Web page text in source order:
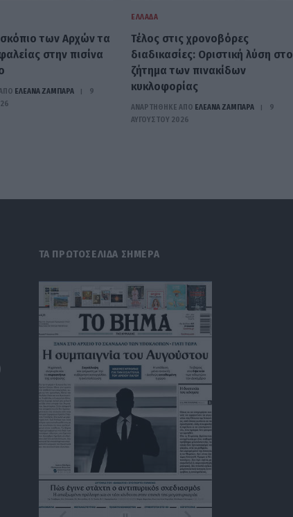
των Αρχών τα
στην πισίνα
ΕΛΕΑΝΑ ΖΑΜΠΑΡΑ
9
ΕΛΛΆΔΑ
Τέλος στις χρονοβόρες
διαδικασίες: Οριστική λύση στο
ζήτημα των πινακίδων
κυκλοφορίας
ΑΝΑΡΤΗΘΗΚΕ ΑΠΟ ΕΛΕΑΝΑ ΖΑΜΠΑΡΑ
9
ΑΥΓΟΎΣΤΟΥ 2026
ΤΑ ΠΡΩΤΟΣΕΛΙΔΑ ΣΗΜΕΡΑ